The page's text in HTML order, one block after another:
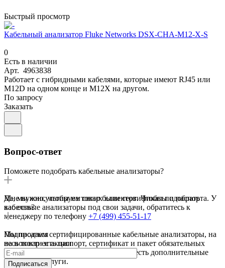
Быстрый просмотр
Кабельный анализатор Fluke Networks DSX-CHA-M12-X-S
0
Есть в наличии
Арт. 4963838
Работает с гибридными кабелями, которые имеют RJ45 или
M12D на одном конце и M12X на другом.
По запросу
Заказать
Вопрос-ответ
Поможете подобрать кабельные анализаторы?
Да, мы консультируем своих клиентов. Чтобы подобрать
кабельные анализаторы под свои задачи, обратитесь к
менеджеру по телефону +7 (499) 455-51-17
Мне нужно, чтобы на товар были сертификаты и паспорта. У
вас есть?
Мы продаем сертифицированные кабельные анализаторы, на
весь товар есть паспорт, сертификат и пакет обязательных
документов. А для ряда направлений есть дополнительные
сервисные услуги.
Подписаться
на новости и акции
Подписаться